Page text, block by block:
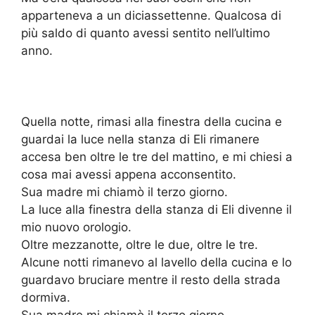
apparteneva a un diciassettenne. Qualcosa di
più saldo di quanto avessi sentito nell’ultimo
anno.
Quella notte, rimasi alla finestra della cucina e
guardai la luce nella stanza di Eli rimanere
accesa ben oltre le tre del mattino, e mi chiesi a
cosa mai avessi appena acconsentito.
Sua madre mi chiamò il terzo giorno.
La luce alla finestra della stanza di Eli divenne il
mio nuovo orologio.
Oltre mezzanotte, oltre le due, oltre le tre.
Alcune notti rimanevo al lavello della cucina e lo
guardavo bruciare mentre il resto della strada
dormiva.